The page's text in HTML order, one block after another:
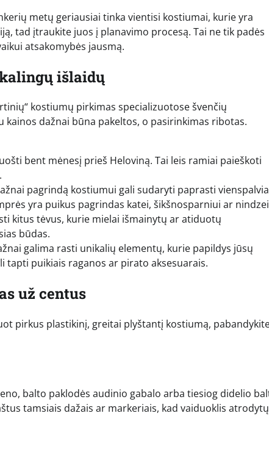
metų geriausiai tinka vientisi kostiumai, kurie yra
tad įtraukite juos į planavimo procesą. Tai ne tik padės
atsakomybės jausmą.
išlaidų
kostiumų pirkimas specializuotose švenčių
dažnai būna pakeltos, o pasirinkimas ribotas.
bent mėnesį prieš Heloviną. Tai leis ramiai paieškoti
pagrindą kostiumui gali sudaryti paprasti
yra puikus pagrindas katei, šikšnosparniui ar
kitus tėvus, kurie mielai išmainytų ar atiduotų
būdas.
galima rasti unikalių elementų, kurie papildys jūsų
tapti puikiais raganos ar pirato aksesuarais.
už centus
pirkus plastikinį, greitai plyštantį kostiumą,
balto paklodės audinio gabalo arba tiesiog didelio
tamsiais dažais ar markeriais, kad vaiduoklis atrodytų